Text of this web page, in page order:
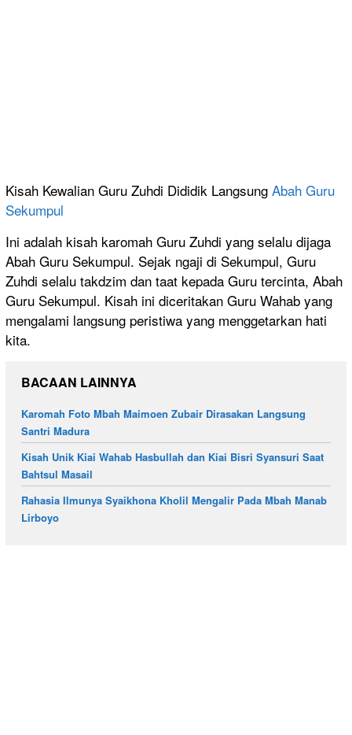
Kisah Kewalian Guru Zuhdi Dididik Langsung Abah Guru
Sekumpul
Ini adalah kisah karomah Guru Zuhdi yang selalu dijaga
Abah Guru Sekumpul. Sejak ngaji di Sekumpul, Guru
Zuhdi selalu takdzim dan taat kepada Guru tercinta, Abah
Guru Sekumpul. Kisah ini diceritakan Guru Wahab yang
mengalami langsung peristiwa yang menggetarkan hati
kita.
BACAAN LAINNYA
Karomah Foto Mbah Maimoen Zubair Dirasakan Langsung
Santri Madura
Kisah Unik Kiai Wahab Hasbullah dan Kiai Bisri Syansuri Saat
Bahtsul Masail
Rahasia Ilmunya Syaikhona Kholil Mengalir Pada Mbah Manab
Lirboyo